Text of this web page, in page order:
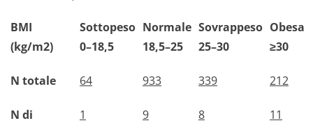
BMI
(kg/m2)
Sottopeso
0–18,5
Normale
18,5–25
Sovrappeso
25–30
Obesa
≥30
N totale 64 933 339 212
N di
1 9 8 11